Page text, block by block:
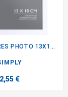
LOT 3 CADRES PHOTO 13X18CM
2,55 €